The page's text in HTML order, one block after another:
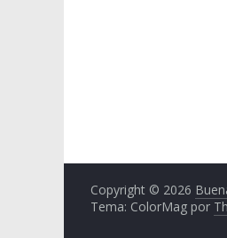
Copyright © 2026
Tema: ColorMag por